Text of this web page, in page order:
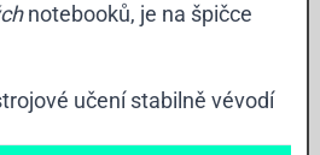
notebooků, je na špičce
učení stabilně vévodí